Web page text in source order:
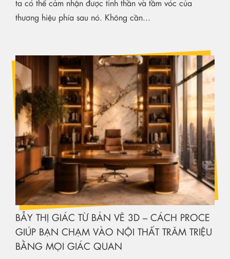
ta có thể cảm nhận được tinh thần và tầm vóc của
thương hiệu phía sau nó. Không cần...
BẪY THỊ GIÁC TỪ BẢN VẼ 3D – CÁCH PROCE
GIÚP BẠN CHẠM VÀO NỘI THẤT TRĂM TRIỆU
BẰNG MỌI GIÁC QUAN